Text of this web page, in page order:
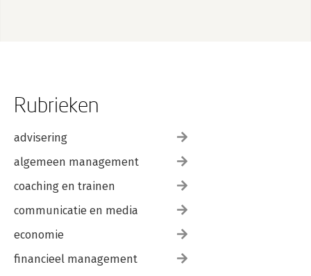
Rubrieken
advisering
algemeen management
coaching en trainen
communicatie en media
economie
financieel management